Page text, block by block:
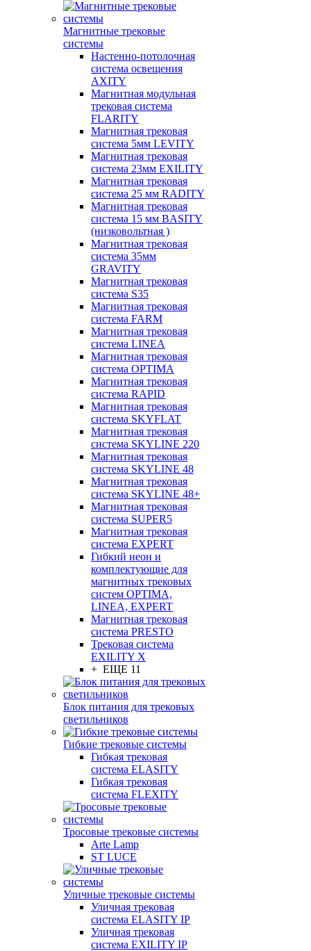
Магнитные трековые
системы
Настенно-потолочная
система освещения
AXITY
Магнитная модульная
трековая система
FLARITY
Магнитная трековая
система 5мм LEVITY
Магнитная трековая
система 23мм EXILITY
Магнитная трековая
система 25 мм RADITY
Магнитная трековая
система 15 мм BASITY
(низковольтная )
Магнитная трековая
система 35мм
GRAVITY
Магнитная трековая
система S35
Магнитная трековая
система FARM
Магнитная трековая
система LINEA
Магнитная трековая
система OPTIMA
Магнитная трековая
система RAPID
Магнитная трековая
система SKYFLAT
Магнитная трековая
система SKYLINE 220
Магнитная трековая
система SKYLINE 48
Магнитная трековая
система SKYLINE 48+
Магнитная трековая
система SUPER5
Магнитная трековая
система EXPERT
Гибкий неон и
комплектующие для
магнитных трековых
систем OPTIMA,
LINEA, EXPERT
Магнитная трековая
система PRESTO
Трековая система
EXILITY X
+ ЕЩЕ 11
Блок питания для трековых
светильников
Гибкие трековые системы
Гибкая трековая
система ELASITY
Гибкая трековая
система FLEXITY
Тросовые трековые системы
Arte Lamp
ST LUCE
Уличные трековые системы
Уличная трековая
система ELASITY IP
Уличная трековая
система EXILITY IP